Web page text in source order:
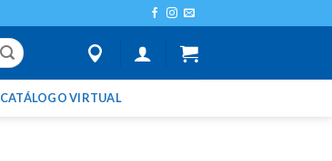
CATÁLOGO VIRTUAL